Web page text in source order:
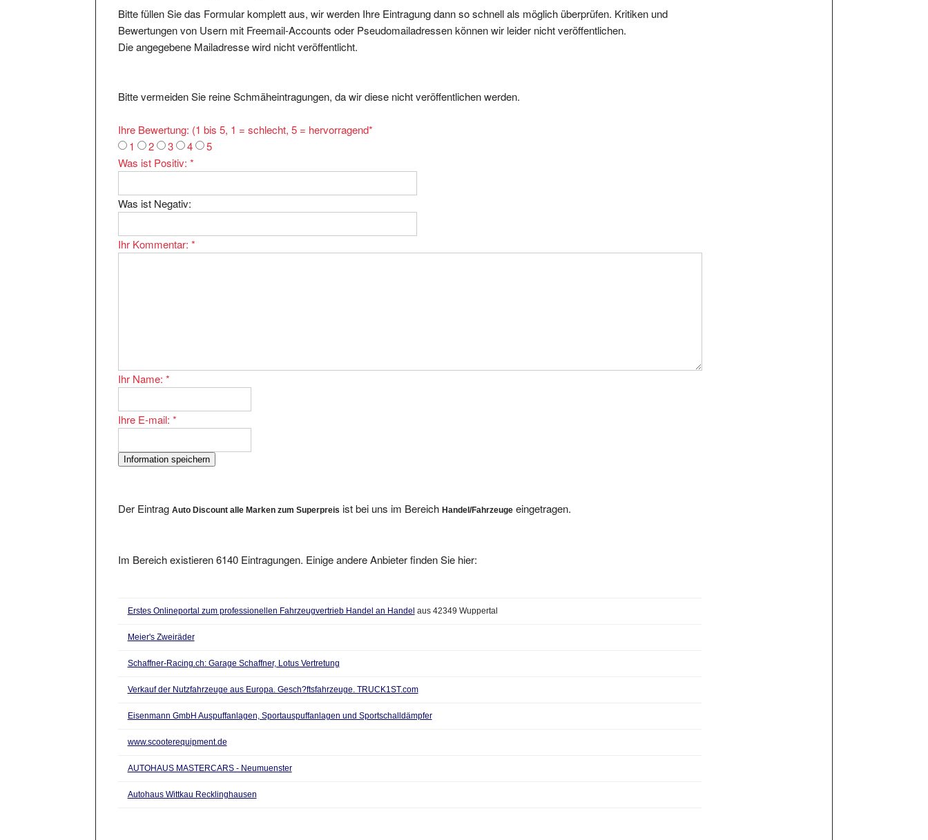
Bitte füllen Sie das Formular komplett aus, wir werden Ihre Eintragung dann so schnell als möglich überprüfen. Kritiken und
Bewertungen von Usern mit Freemail-Accounts oder Pseudomailadressen können wir leider nicht veröffentlichen.
Die angegebene Mailadresse wird nicht veröffentlicht.
Bitte vermeiden Sie reine Schmäheintragungen, da wir diese nicht veröffentlichen werden.
Ihre Bewertung: (1 bis 5, 1 = schlecht, 5 = hervorragend*
1
2 3 4
5
Was ist Positiv:*
Was ist Negativ:
Ihr Kommentar:*
Ihr Name:*
Ihre E-mail:*
Der EintragAuto Discount alle Marken zum Superpreis ist bei uns im BereichHandel/Fahrzeuge eingetragen.
Im Bereich existieren 6140 Eintragungen. Einige andere Anbieter finden Sie hier:
Erstes Onlineportal zum professionellen Fahrzeugvertrieb Handel an Handel aus 42349 Wuppertal
Meier's Zweiräder
Schaffner-Racing.ch: Garage Schaffner, Lotus Vertretung
Verkauf der Nutzfahrzeuge aus Europa. Gesch?ftsfahrzeuge. TRUCK1ST.com
Eisenmann GmbH Auspuffanlagen, Sportauspuffanlagen und Sportschalldämpfer
www.scooterequipment.de
AUTOHAUS MASTERCARS - Neumuenster
Autohaus Wittkau Recklinghausen